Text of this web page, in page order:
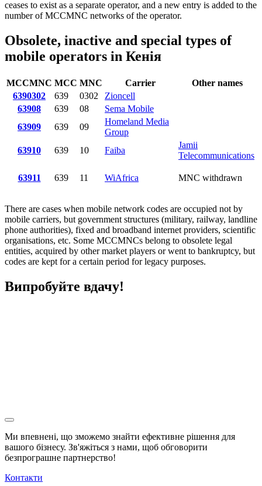
ceases to exist as a separate operator, and a new entry is added to the
number of MCCMNC networks of the operator.
Obsolete, inactive and special types of
mobile operators in Кенія
MCCMNC MCC MNC Carrier
Other names
6390302
639 0302
Zioncell
63908
639 08
Sema Mobile
63909
639 09
Homeland Media
Group
63910
639 10 Faiba
Jamii
Telecommunications
63911 639 11 WiAfrica MNC withdrawn
There are cases when mobile network codes are occupied not by
mobile carriers, but government structures (military, railway, landline
phone authorities), fixed and broadband internet providers, scientific
organisations, etc. Some MCCMNCs belong to obsolete legal
entities, acquired by other market players or went to bankruptcy, but
codes are kept for a certain period for legacy purposes.
Випробуйте вдачу!
Ми впевнені, що зможемо знайти ефективне рішення для
вашого бізнесу. Зв'яжіться з нами, щоб обговорити
безпрограшне партнерство!
Контакти